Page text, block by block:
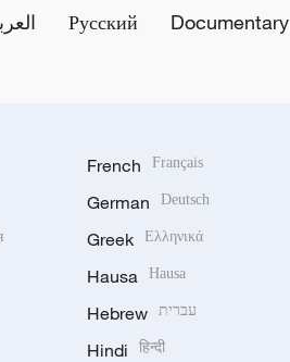
Русский Documentary
French Français
German Deutsch
Greek Ελληνικά
Hausa Hausa
Hebrew עברית
Hindi हिन्दी